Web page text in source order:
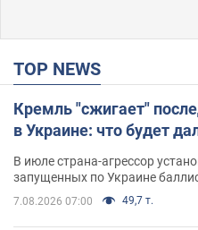
TOP NEWS
Кремль "сжигает"
в Украине: что будет
В июле страна-агрессор
запущенных по Украине
7.08.2026 07:00 49,7 т.